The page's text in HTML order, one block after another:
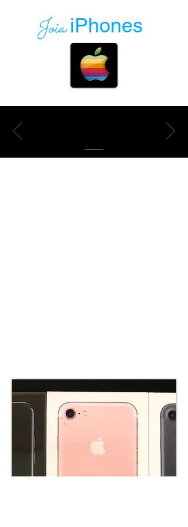
Joia iPhones